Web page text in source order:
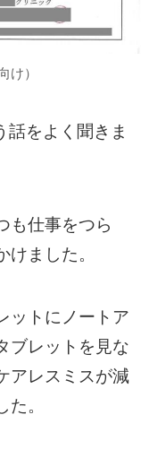
け）
話をよく聞きま
も仕事をつら
ました。
ットにノートア
ブレットを見な
アレスミスが減
。